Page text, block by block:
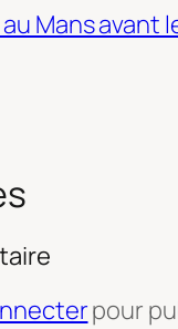
Mans avant
pour